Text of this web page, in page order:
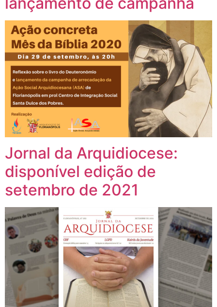
Jornal da Arquidiocese:
disponível edição de
setembro de 2021